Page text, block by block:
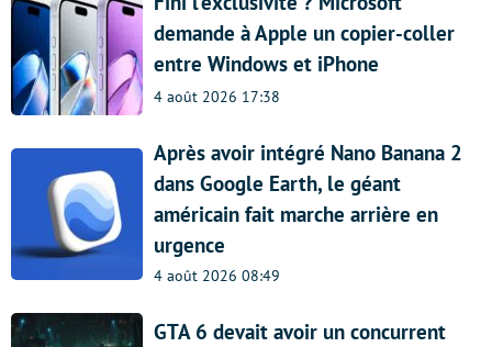
demande à Apple un copier-coller
entre Windows et iPhone
4 août 2026 17:38
Après avoir intégré Nano Banana 2
dans Google Earth, le géant
américain fait marche arrière en
urgence
4 août 2026 08:49
GTA 6 devait avoir un concurrent